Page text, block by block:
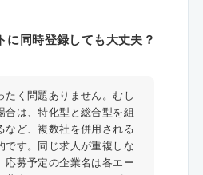
に同時登録しても大丈夫？
たく問題ありません。むし
合は、特化型と総合型を組
など、複数社を併用される
です。同じ求人が重複しな
応募予定の企業名は各エー